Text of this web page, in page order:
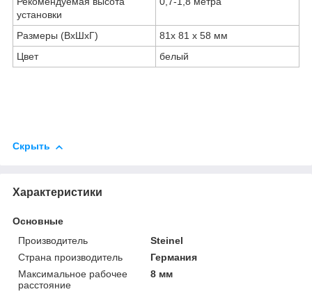
установки
Размеры (ВxШxГ) 81х 81 х 58 мм
Цвет
белый
Скрыть
Характеристики
Основные
Производитель
Steinel
Страна производитель
Германия
Максимальное рабочее
расстояние
8 мм